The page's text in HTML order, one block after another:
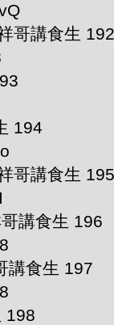
哥講食生 192
194
哥講食生 195
講食生 196
講食生 197
198